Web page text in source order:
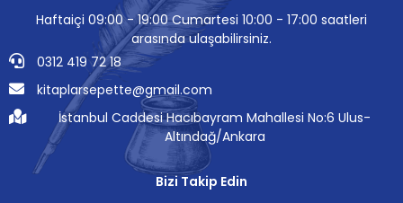
Haftaiçi 09:00 - 19:00 Cumartesi 10:00 - 17:00 saatleri
arasında ulaşabilirsiniz.
0312 419 72 18
kitaplarsepette@gmail.com
İstanbul Caddesi Hacıbayram Mahallesi No:6 Ulus-
Altındağ/Ankara
Bizi Takip Edin